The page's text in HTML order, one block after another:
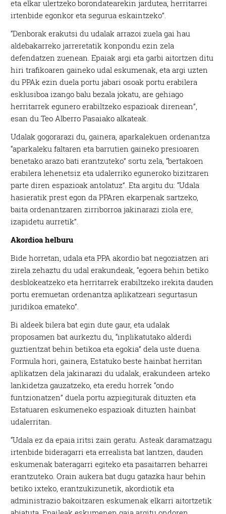
eta elkar ulertzeko borondatearekin jardutea, herritarrei
irtenbide egonkor eta segurua eskaintzeko”.
“Denborak erakutsi du udalak arrazoi zuela gai hau
aldebakarreko jarreretatik konpondu ezin zela
defendatzen zuenean. Epaiak argi eta garbi aitortzen ditu
hiri trafikoaren gaineko udal eskumenak, eta argi uzten
du PPAk ezin duela portu jabari osoak portu erabilera
esklusiboa izango balu bezala jokatu, are gehiago
herritarrek egunero erabiltzeko espazioak direnean”,
esan du Teo Alberro Pasaiako alkateak.
Udalak gogorarazi du, gainera, aparkalekuen ordenantza
“aparkaleku faltaren eta barrutien gaineko presioaren
benetako arazo bati erantzuteko” sortu zela, “bertakoen
erabilera lehenetsiz eta udalerriko eguneroko bizitzaren
parte diren espazioak antolatuz”. Eta argitu du: “Udala
hasieratik prest egon da PPAren ekarpenak sartzeko,
baita ordenantzaren zirriborroa jakinarazi ziola ere,
izapidetu aurretik”.
Akordioa helburu
Bide horretan, udala eta PPA akordio bat negoziatzen ari
zirela zehaztu du udal erakundeak, “egoera behin betiko
desblokeatzeko eta herritarrek erabiltzeko irekita dauden
portu eremuetan ordenantza aplikatzeari segurtasun
juridikoa emateko”.
Bi aldeek bilera bat egin dute gaur, eta udalak
proposamen bat aurkeztu du, “inplikatutako alderdi
guztientzat behin betikoa eta egokia” dela uste duena.
Formula hori, gainera, Estatuko beste hainbat herritan
aplikatzen dela jakinarazi du udalak, erakundeen arteko
lankidetza gauzatzeko, eta eredu horrek “ondo
funtzionatzen” duela portu azpiegiturak dituzten eta
Estatuaren eskumeneko espazioak dituzten hainbat
udalerritan.
“Udala ez da epaia iritsi zain geratu. Asteak daramatzagu
irtenbide bideragarri eta errealista bat lantzen, dauden
eskumenak bateragarri egiteko eta pasaitarren beharrei
erantzuteko. Orain aukera bat dugu gatazka haur behin
betiko ixteko, erantzukizunetik, akordiotik eta
administrazio bakoitzaren eskumenak elkarri aitortzetik